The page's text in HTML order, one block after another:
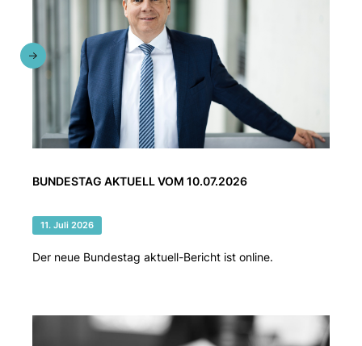
BUNDESTAG AKTUELL VOM 10.07.2026
11. Juli 2026
Der neue Bundestag aktuell-Bericht ist online.